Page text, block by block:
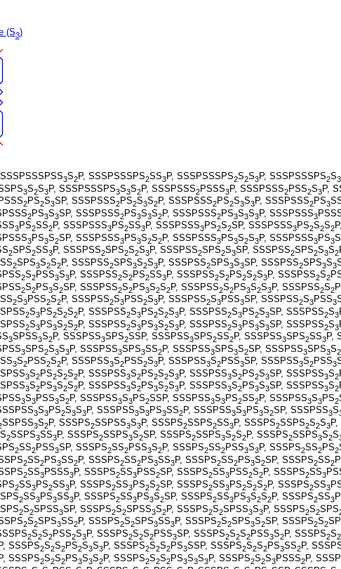
(S3)
3S2P, SSSPSSSPS2SS3P, SSSPSSSPS2S2S3P, SSSPSSSPS2S3
3S2S3P, SSSPSSSPS3S3S2P, SSSPSSS2PSSS3P, SSSPSSS2PSS2S3P,
2PS2S3SP, SSSPSSS2PS2S3S2P, SSSPSSS2PS2S3S3P, SSSPSSS2PS3
2PS3S3SP, SSSPSSS2PS3S3S2P, SSSPSSS2PS3S3S3P, SSSPSSS3
3PS2SS2P, SSSPSSS3PS2SS3P, SSSPSSS3PS2S2SP, SSSPSSS3PS2S2S2
3PS3S2SP, SSSPSSS3PS3S2S2P, SSSPSSS3PS3S2S3P, SSSPSSS3PS3S
2SPS2SS3P, SSSPSS2SPS2S2S3P, SSSPSS2SPS2S3SP, SSSPSS2SPS2S3S2
2SPS3S2S2P, SSSPSS2SPS3S2S3P, SSSPSS2SPS3S3SP, SSSPSS2SPS3S3
2S2PSS3S3P, SSSPSS2S2PS2SS3P, SSSPSS2S2PS2S2S3P, SSSPSS2S2
2S2PS3S2SP, SSSPSS2S2PS3S2S2P, SSSPSS2S2PS3S2S3P, SSSPSS2S2
2S3PSS2S2P, SSSPSS2S3PSS2S3P, SSSPSS2S3PSS3SP, SSSPSS2S3PSS3
2S3PS2S2S2P, SSSPSS2S3PS2S2S3P, SSSPSS2S3PS2S3SP, SSSPSS2S3
2S3PS3S2S2P, SSSPSS2S3PS3S2S3P, SSSPSS2S3PS3S3SP, SSSPSS2S3
3SPSS3S2P, SSSPSS3SPS2SSP, SSSPSS3SPS2SS2P, SSSPSS3SPS2SS3P,
3SPS2S3S3P, SSSPSS3SPS3SS2P, SSSPSS3SPS3S2SP, SSSPSS3SPS3S2
3S2PSS2S2P, SSSPSS3S2PSS2S3P, SSSPSS3S2PSS3SP, SSSPSS3S2PSS3
3S2PS2S2S2P, SSSPSS3S2PS2S2S3P, SSSPSS3S2PS2S3SP, SSSPSS3S2
3S2PS3S2S2P, SSSPSS3S2PS3S2S3P, SSSPSS3S2PS3S3SP, SSSPSS3S2
3S3PSS3S2P, SSSPSS3S3PS2SSP, SSSPSS3S3PS2SS2P, SSSPSS3S3PS2
3S3PS2S3S3P, SSSPSS3S3PS3SS2P, SSSPSS3S3PS3S2SP, SSSPSS3S
SSPSS3S2P, SSSPS2SSPSS3S3P, SSSPS2SSPS2SS3P, SSSPS2SSPS2S2S3P,
2SSPS3SS3P, SSSPS2SSPS3S2SP, SSSPS2SSPS3S2S2P, SSSPS2SSPS3S2S
2SS2PSS3SP, SSSPS2SS2PSS3S2P, SSSPS2SS2PSS3S3P, SSSPS2SS2PS2
2SS2PS3SS2P, SSSPS2SS2PS3SS3P, SSSPS2SS2PS3S2SP, SSSPS2SS2
2SS3PSSS3P, SSSPS2SS3PSS2SP, SSSPS2SS3PSS2S2P, SSSPS2SS3
2SS3PS2SS3P, SSSPS2SS3PS2S2SP, SSSPS2SS3PS2S2S2P, SSSPS2SS3
2SS3PS3SS3P, SSSPS2SS3PS3S2SP, SSSPS2SS3PS3S2S2P, SSSPS2SS3
2S2SPSS3SP, SSSPS2S2SPSS3S2P, SSSPS2S2SPSS3S3P, SSSPS2S2SPS
2S2SPS3SS2P, SSSPS2S2SPS3SS3P, SSSPS2S2SPS3S2SP, SSSPS2S2
2S2S2PSS2S3P, SSSPS2S2S2PSS3SP, SSSPS2S2S2PSS3S2P, SSSPS2S2
SSSPS2S2S2PS2S3S3P, SSSPS2S2S2PS3SSP, SSSPS2S2S2PS3SS2P,
SSSPS2S2S2PS3S3S2P, SSSPS2S2S2PS3S3S3P, SSSPS2S2S3PSSS2P,